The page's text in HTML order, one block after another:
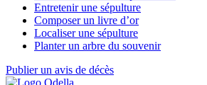
Entretenir une sépulture
Composer un livre d’or
Localiser une sépulture
Planter un arbre du souvenir
Publier un avis de décès